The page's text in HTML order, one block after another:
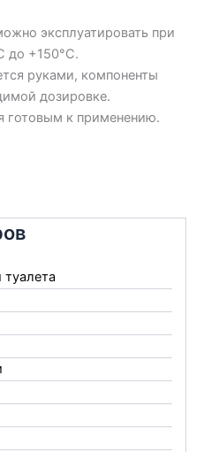
эксплуатировать при
до +150°С.
руками, компоненты
дозировке.
готовым к применению.